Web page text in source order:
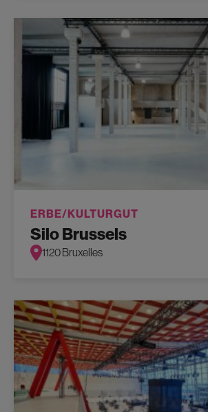
ERBE/KULTURGUT
Silo Brussels
1120 Bruxelles